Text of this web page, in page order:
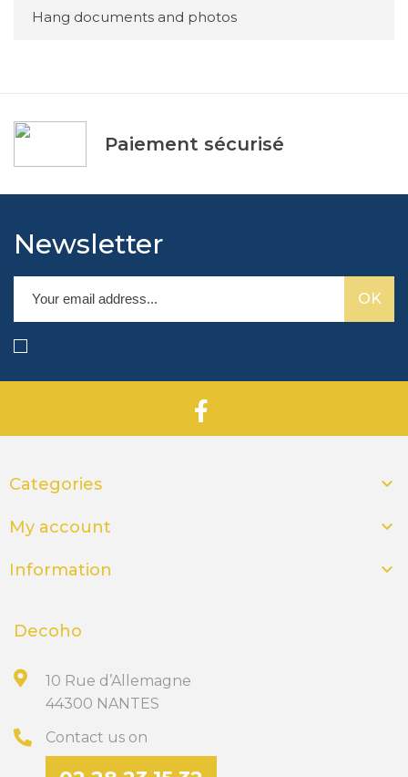
Hang documents and photos
Paiement sécurisé
Newsletter
Categories 
My account 
Information 
Decoho
10 Rue d’Allemagne
44300 NANTES
Contact us on